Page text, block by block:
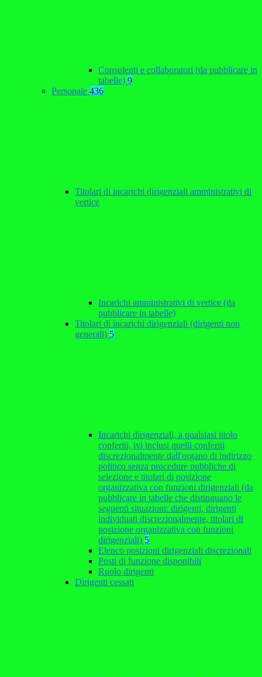
Consulenti e collaboratori (da pubblicare in
tabelle) 9
Personale 436
Titolari di incarichi dirigenziali amministrativi di
vertice
Incarichi amministrativi di vertice (da
pubblicare in tabelle)
Titolari di incarichi dirigenziali (dirigenti non
generali) 5
Incarichi dirigenziali, a qualsiasi titolo
conferiti, ivi inclusi quelli conferiti
discrezionalmente dall'organo di indirizzo
politico senza procedure pubbliche di
selezione e titolari di posizione
organizzativa con funzioni dirigenziali (da
pubblicare in tabelle che distinguano le
seguenti situazioni: dirigenti, dirigenti
individuati discrezionalmente, titolari di
posizione organizzativa con funzioni
dirigenziali) 5
Elenco posizioni dirigenziali discrezionali
Posti di funzione disponibili
Ruolo dirigenti
Dirigenti cessati